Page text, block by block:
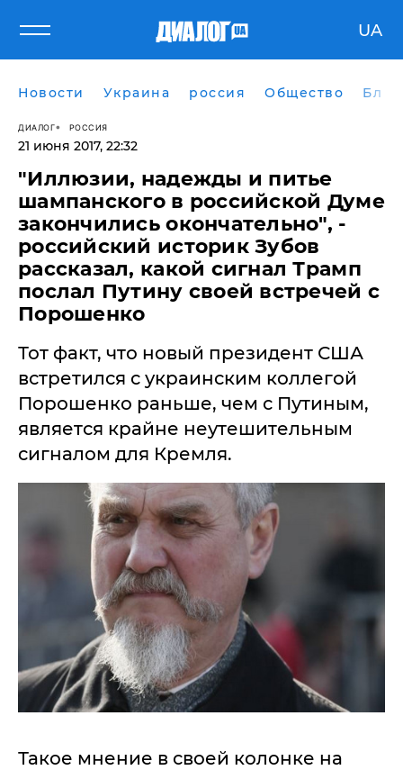
UA
Новости Украина россия Общество
ДИАЛОГ РОССИЯ
21 июня 2017, 22:32
​"Иллюзии, надежды и питье
шампанского в российской Думе
закончились окончательно", -
российский историк Зубов
рассказал, какой сигнал Трамп
послал Путину своей встречей с
Порошенко
Тот факт, что новый президент США
встретился с украинским коллегой
Порошенко раньше, чем с Путиным,
является крайне неутешительным
сигналом для Кремля.
Такое мнение в своей колонке на